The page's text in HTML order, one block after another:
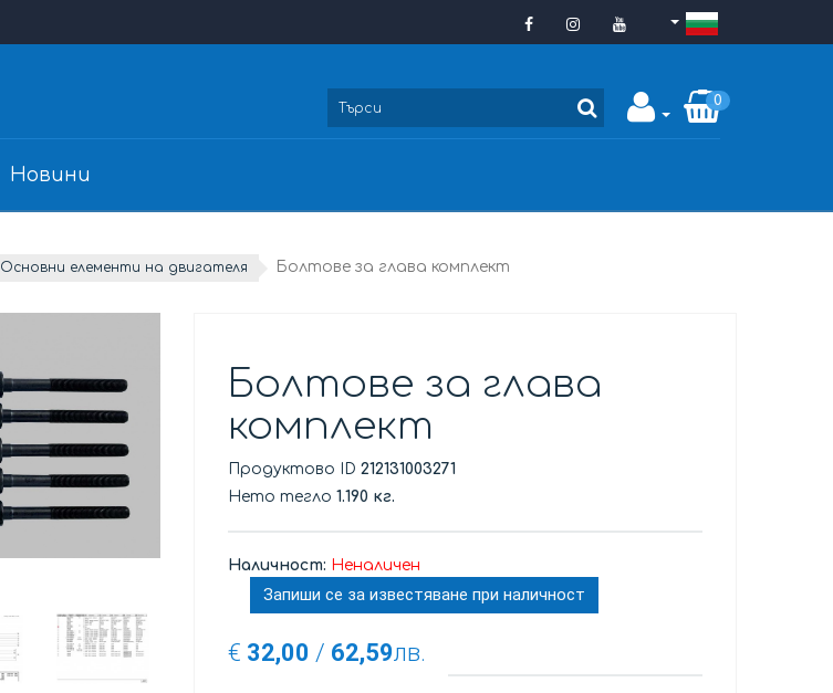
0
Новини
Основни елементи на двигателя Болтове за глава комплект
Болтове за глава
комплект
Продуктово ID212131003271
Нето тегло1.190 кг.
Наличност: Неналичен
Запиши се за известяване при наличност
€ 32,00 / 62,59лв.